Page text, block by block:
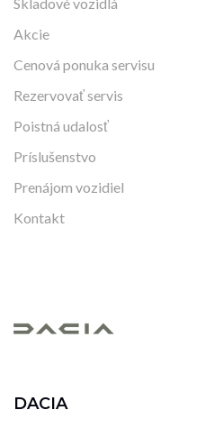
Akcie
Cenová ponuka servisu
Rezervovať servis
Poistná udalosť
Príslušenstvo
Prenájom vozidiel
Kontakt
DACIA